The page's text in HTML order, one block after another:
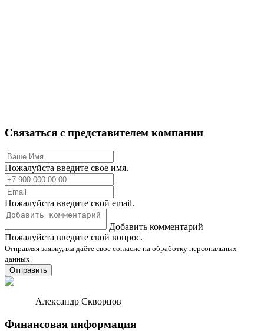
Связаться с представителем компании
Пожалуйста введите свое имя.
Пожалуйста введите свой email.
Добавить комментарий
Пожалуйста введите свой вопрос.
Отправляя заявку, вы даёте свое согласие на обработку персональных
данных.
Отправить
Александр Скворцов
Финансовая информация